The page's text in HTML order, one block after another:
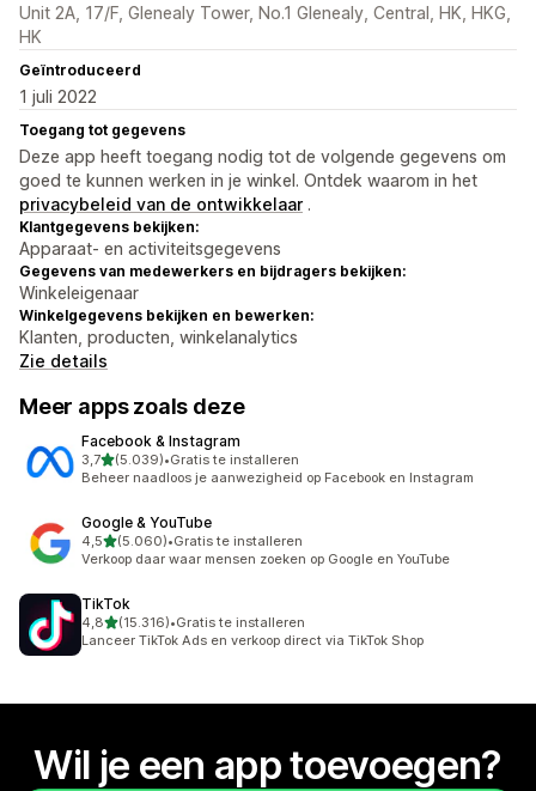
Unit 2A, 17/F, Glenealy Tower, No.1 Glenealy, Central, HK, HKG,
HK
Geïntroduceerd
1 juli 2022
Toegang tot gegevens
Deze app heeft toegang nodig tot de volgende gegevens om
goed te kunnen werken in je winkel. Ontdek waarom in het
privacybeleid van de ontwikkelaar .
Klantgegevens bekijken:
Apparaat- en activiteitsgegevens
Gegevens van medewerkers en bijdragers bekijken:
Winkeleigenaar
Winkelgegevens bekijken en bewerken:
Klanten, producten, winkelanalytics
Zie details
Meer apps zoals deze
Facebook & Instagram
3,7van 5 sterren
(5.039)
5039 recensies in totaal
•Gratis te installeren
Beheer naadloos je aanwezigheid op Facebook en Instagram
Google & YouTube
4,5van 5 sterren
(5.060)
5060 recensies in totaal
•Gratis te installeren
Verkoop daar waar mensen zoeken op Google en YouTube
TikTok
4,8van 5 sterren
(15.316)
15316 recensies in totaal
•Gratis te installeren
Lanceer TikTok Ads en verkoop direct via TikTok Shop
Wil je een app toevoegen?